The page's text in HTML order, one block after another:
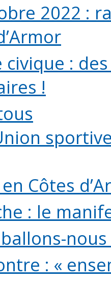
2022 :
civique :
!
Union
en Côtes
: le
: «